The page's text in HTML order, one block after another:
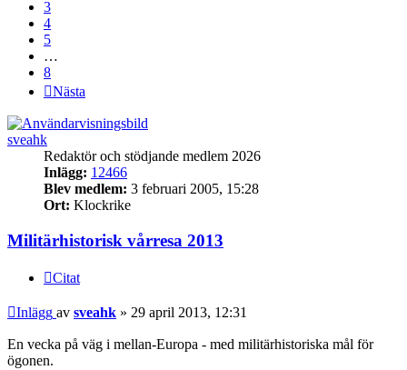
3
4
5
…
8
Nästa
sveahk
Redaktör och stödjande medlem 2026
Inlägg: 12466
Blev medlem: 3 februari 2005, 15:28
Ort: Klockrike
Militärhistorisk vårresa 2013
Citat
Inlägg av sveahk » 29 april 2013, 12:31
En vecka på väg i mellan-Europa - med militärhistoriska mål för
ögonen.